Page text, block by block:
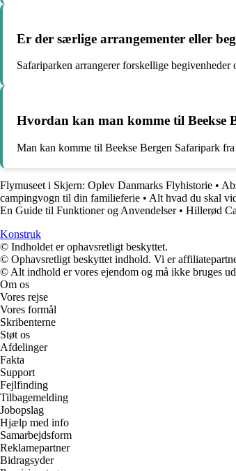
Er der særlige arrangementer eller
Safariparken arrangerer forskellige
Hvordan kan man komme til Beekse
Man kan komme til Beekse Bergen Safaripark
Flymuseet i Skjern: Oplev Danmarks Flyhistorie •
campingvogn til din familieferie • Alt hvad du skal
En Guide til Funktioner og Anvendelser• Hillerød
Konstruk
© Indholdet er ophavsretligt beskyttet.
© Ophavsretligt beskyttet indhold. Vi er
© Alt indhold er vores ejendom og må ikke bruges
Om os
Vores rejse
Vores formål
Skribenterne
Støt os
Afdelinger
Fakta
Support
Fejlfinding
Tilbagemelding
Jobopslag
Hjælp med info
Samarbejdsform
Reklamepartner
Bidragsyder